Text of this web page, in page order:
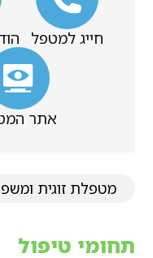
חייג למטפל
אתר
מטפלת זוגית
תחומי טיפול